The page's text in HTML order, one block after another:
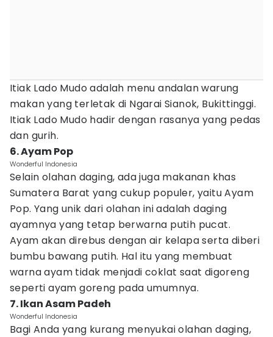
Itiak Lado Mudo adalah menu andalan warung
makan yang terletak di Ngarai Sianok, Bukittinggi.
Itiak Lado Mudo hadir dengan rasanya yang pedas
dan gurih.
6. Ayam Pop
Wonderful Indonesia
Selain olahan daging, ada juga makanan khas
Sumatera Barat yang cukup populer, yaitu Ayam
Pop. Yang unik dari olahan ini adalah daging
ayamnya yang tetap berwarna putih pucat.
Ayam akan direbus dengan air kelapa serta diberi
bumbu bawang putih. Hal itu yang membuat
warna ayam tidak menjadi coklat saat digoreng
seperti ayam goreng pada umumnya.
7. Ikan Asam Padeh
Wonderful Indonesia
Bagi Anda yang kurang menyukai olahan daging,